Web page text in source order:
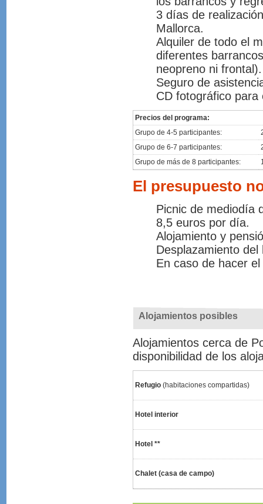
3 días de
Mallorca.
Alquiler de todo el
diferentes
neopreno ni frontal).
Seguro de
CD fotográfico
Precios del programa:
Grupo de 4-5 participantes:
Grupo de 6-7 participantes:
Grupo de más de 8 participantes:
El presupuesto
Picnic de mediodía
8,5 euros por día.
Alojamiento y
Desplazamiento
En caso de hacer
Alojamientos posibles
Alojamientos cerca de
disponibilidad de los
Refugio (habitaciones compartidas)
Hotel interior
Hotel **
Chalet (casa de campo)